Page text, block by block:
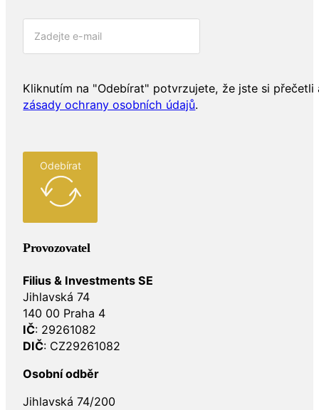
Kliknutím na "Odebírat" potvrzujete, že jste si přečetli
zásady ochrany osobních údajů.
Odebírat
Provozovatel
Filius & Investments SE
Jihlavská 74
140 00 Praha 4
IČ: 29261082
DIČ: CZ29261082
Osobní odběr
Jihlavská 74/200